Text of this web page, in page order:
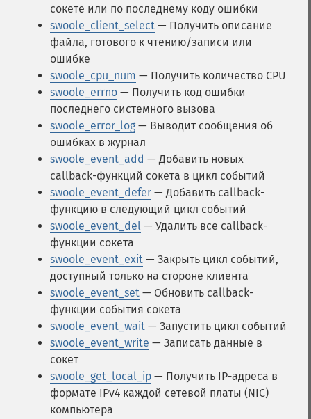
сокете или по последнему коду ошибки
swoole_client_select — Получить описание
файла, готового к чтению/записи или
ошибке
swoole_cpu_num — Получить количество CPU
swoole_errno — Получить код ошибки
последнего системного вызова
swoole_error_log — Выводит сообщения об
ошибках в журнал
swoole_event_add — Добавить новых
callback-функций сокета в цикл событий
swoole_event_defer — Добавить callback-
функцию в следующий цикл событий
swoole_event_del — Удалить все callback-
функции сокета
swoole_event_exit — Закрыть цикл событий,
доступный только на стороне клиента
swoole_event_set — Обновить callback-
функции события сокета
swoole_event_wait — Запустить цикл событий
swoole_event_write — Записать данные в
сокет
swoole_get_local_ip — Получить IP-адреса в
формате IPv4 каждой сетевой платы (NIC)
компьютера